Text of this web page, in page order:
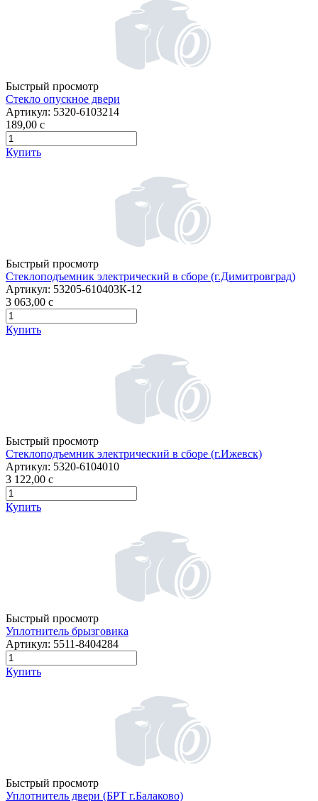
Быстрый просмотр
Стекло опускное двери
Артикул: 5320-6103214
189,00 c
Купить
Быстрый просмотр
Стеклоподъемник электрический в сборе (г.Димитровград)
Артикул: 53205-610403К-12
3 063,00 c
Купить
Быстрый просмотр
Стеклоподъемник электрический в сборе (г.Ижевск)
Артикул: 5320-6104010
3 122,00 c
Купить
Быстрый просмотр
Уплотнитель брызговика
Артикул: 5511-8404284
Купить
Быстрый просмотр
Уплотнитель двери (БРТ г.Балаково)